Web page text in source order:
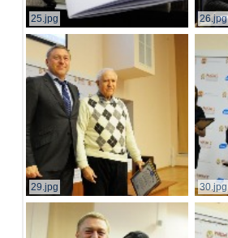
25.jpg 26.jpg
29.jpg 30.jpg